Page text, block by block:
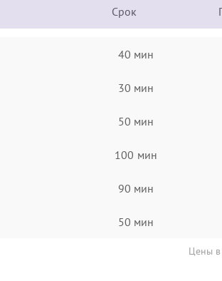
Срок
40 мин
30 мин
50 мин
100 мин
90 мин
50 мин
Цены в